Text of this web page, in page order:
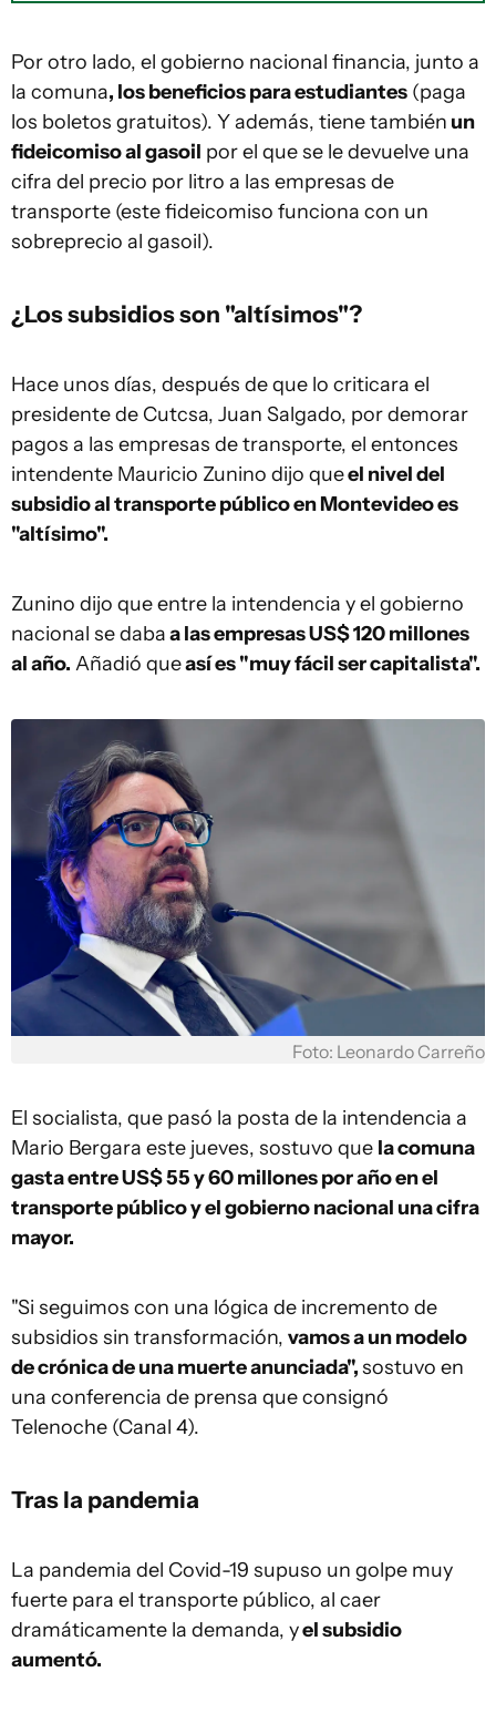
Por otro lado, el gobierno nacional financia, junto a
la comuna, los beneficios para estudiantes (paga
los boletos gratuitos). Y además, tiene también un
fideicomiso al gasoil por el que se le devuelve una
cifra del precio por litro a las empresas de
transporte (este fideicomiso funciona con un
sobreprecio al gasoil).
¿Los subsidios son "altísimos"?
Hace unos días, después de que lo criticara el
presidente de Cutcsa, Juan Salgado, por demorar
pagos a las empresas de transporte, el entonces
intendente Mauricio Zunino dijo queel nivel del
subsidio al transporte público en Montevideo es
"altísimo".
Zunino dijo que entre la intendencia y el gobierno
nacional se dabaa las empresas US$ 120 millones
al año. Añadió queasí es "muy fácil ser capitalista".
Foto: Leonardo Carreño
El socialista, que pasó la posta de la intendencia a
Mario Bergara este jueves, sostuvo que la comuna
gasta entre US$ 55 y 60 millones por año en el
transporte público y el gobierno nacional una cifra
mayor.
"Si seguimos con una lógica de incremento de
subsidios sin transformación, vamos a un modelo
de crónica de una muerte anunciada",sostuvo en
una conferencia de prensa que consignó
Telenoche (Canal 4).
Tras la pandemia
La pandemia del Covid-19 supuso un golpe muy
fuerte para el transporte público, al caer
dramáticamente la demanda, yel subsidio
aumentó.